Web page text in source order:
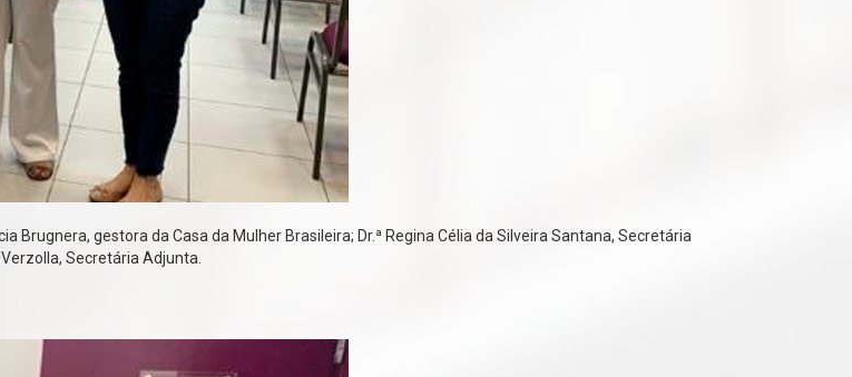
Brugnera, gestora da Casa da Mulher Brasileira; Dr.ª Regina Célia da Silveira Santana, Secretária
Secretária Adjunta.